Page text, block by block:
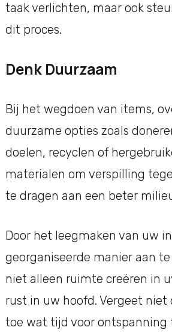
taak verlichten, maar ook
dit proces.
Denk Duurzaam
Bij het wegdoen van items,
duurzame opties zoals
doelen, recyclen of
materialen om verspilling
te dragen aan een beter
Door het leegmaken van uw
georganiseerde manier aan
niet alleen ruimte creëren in
rust in uw hoofd. Vergeet niet
toe wat tijd voor ontspanning